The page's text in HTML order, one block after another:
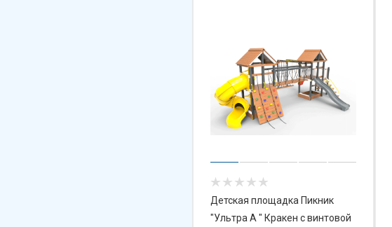
Детская площадка Пикник
"Ультра А " Кракен с винтовой